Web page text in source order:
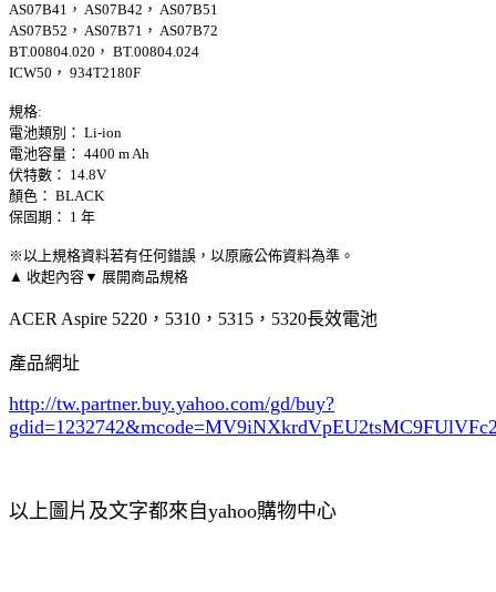
AS07B41， AS07B42， AS07B51
AS07B52， AS07B71， AS07B72
BT.00804.020， BT.00804.024
ICW50， 934T2180F
規格:
電池類別： Li-ion
電池容量： 4400 m Ah
伏特數： 14.8V
顏色： BLACK
保固期： 1 年
※以上規格資料若有任何錯誤，以原廠公佈資料為準。
▲ 收起內容▼ 展開商品規格
ACER Aspire 5220，5310，5315，5320長效電池
產品網址
http://tw.partner.buy.yahoo.com/gd/buy?
gdid=1232742
以上圖片及文字都來自yahoo購物中心